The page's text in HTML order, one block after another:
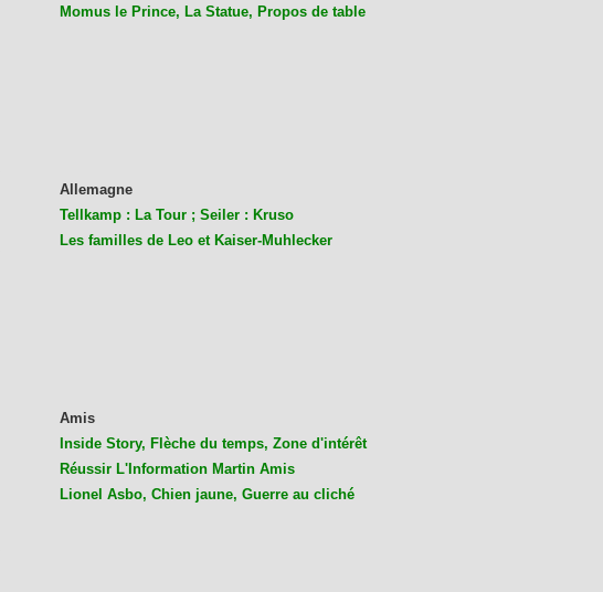
Momus le Prince, La Statue, Propos de table
Allemagne
Tellkamp : La Tour ; Seiler : Kruso
Les familles de Leo et Kaiser-Muhlecker
Amis
Inside Story, Flèche du temps, Zone d'intérêt
Réussir L'Information Martin Amis
Lionel Asbo, Chien jaune, Guerre au cliché